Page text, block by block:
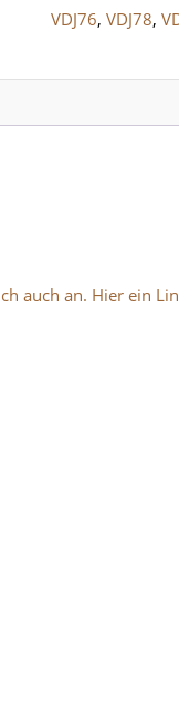
VDJ76,VDJ78,
auch an. Hier ein